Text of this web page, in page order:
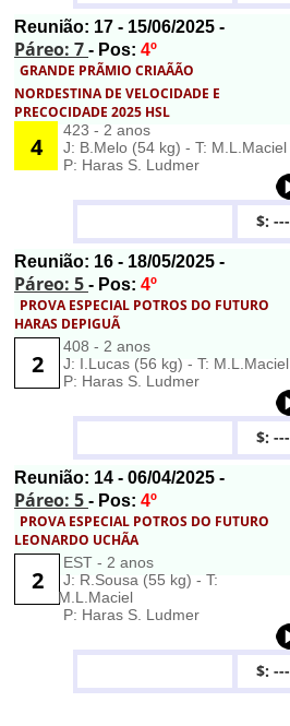
Reunião: 17 - 15/06/2025 -
Páreo: 7 - Pos: 4º
GRANDE PRÃMIO CRIAÃÃO
NORDESTINA DE VELOCIDADE E
PRECOCIDADE 2025 HSL
4
423 - 2 anos
J: B.Melo (54 kg) - T: M.L.Maciel
P: Haras S. Ludmer
$: ---
Reunião: 16 - 18/05/2025 -
Páreo: 5 - Pos: 4º
PROVA ESPECIAL POTROS DO FUTURO
HARAS DEPIGUÃ
2
408 - 2 anos
J: I.Lucas (56 kg) - T: M.L.Maciel
P: Haras S. Ludmer
$: ---
Reunião: 14 - 06/04/2025 -
Páreo: 5 - Pos: 4º
PROVA ESPECIAL POTROS DO FUTURO
LEONARDO UCHÃA
2
EST - 2 anos
J: R.Sousa (55 kg) - T:
M.L.Maciel
P: Haras S. Ludmer
$: ---